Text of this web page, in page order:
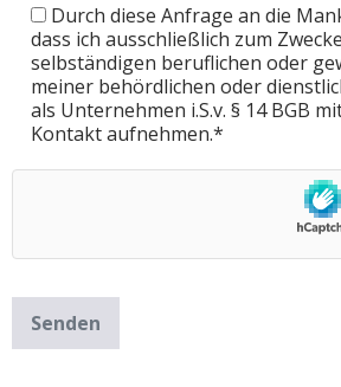
Durch diese Anfrage an die
dass ich ausschließlich zum
selbständigen beruflichen oder
meiner behördlichen oder
als Unternehmen i.S.v. § 14 BGB
Kontakt aufnehmen.*